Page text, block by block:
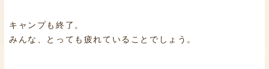
キャンプも終了。
みんな、とっても疲れていることでしょう。